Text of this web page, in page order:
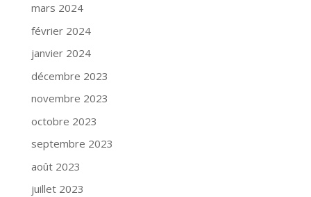
mars 2024
février 2024
janvier 2024
décembre 2023
novembre 2023
octobre 2023
septembre 2023
août 2023
juillet 2023